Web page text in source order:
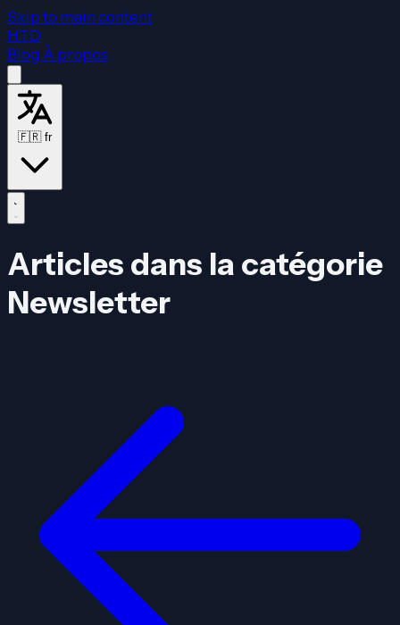
Skip to main content
HTD
Blog À propos
🇫🇷 fr
Articles dans la catégorie
Newsletter